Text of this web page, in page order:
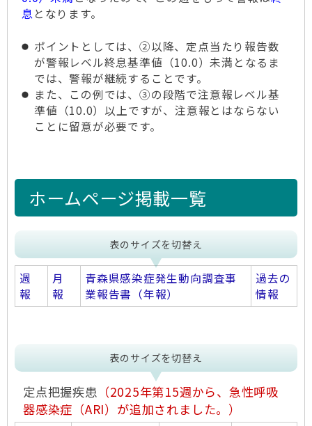
息となります。
ポイントとしては、②以降、定点当たり報告数
が警報レベル終息基準値（10.0）未満となるま
では、警報が継続することです。
また、この例では、③の段階で注意報レベル基
準値（10.0）以上ですが、注意報とはならない
ことに留意が必要です。
ホームページ掲載一覧
表のサイズを切替え
週
報
月
報
青森県感染症発生動向調査事
業報告書（年報）
過去の
情報
表のサイズを切替え
定点把握疾患 （2025年第15週から、急性呼吸
器感染症（ARI）が追加されました。）